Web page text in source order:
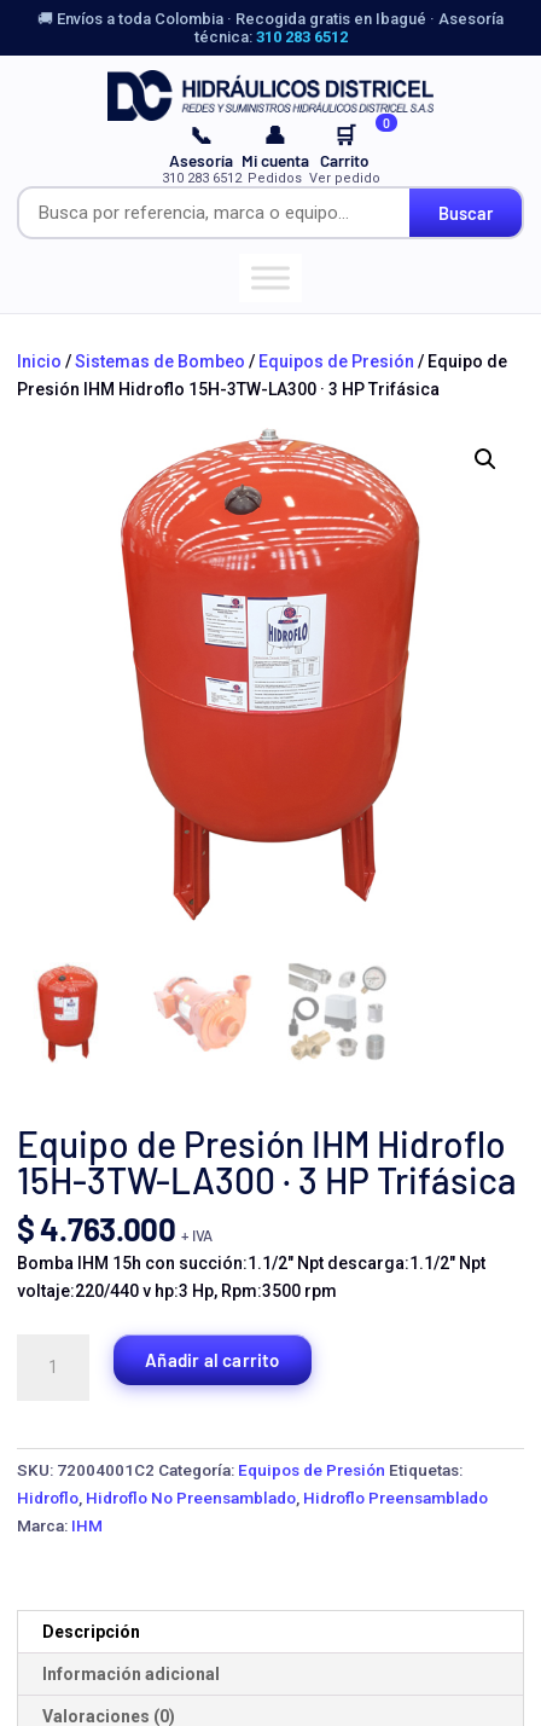
🚚 Envíos a toda Colombia · Recogida gratis en Ibagué · Asesoría
técnica: 310 283 6512
Buscar
📞
Asesoría
310 283 6512
👤
Mi cuenta
Pedidos
🛒 0
Carrito
Ver pedido
Inicio /Sistemas de Bombeo / Equipos de Presión / Equipo de
Presión IHM Hidroflo 15H-3TW-LA300 · 3 HP Trifásica
Equipo de Presión IHM Hidroflo
15H-3TW-LA300 · 3 HP Trifásica
$4.763.000 + IVA
Bomba IHM 15h con succión:1.1/2″ Npt descarga:1.1/2″ Npt
voltaje:220/440 v hp:3 Hp, Rpm:3500 rpm
Trifásica
cantidad
Añadir al carrito
SKU: 72004001C2 Categoría: Equipos de Presión Etiquetas:
Hidroflo Hidroflo No Preensamblado Hidroflo Preensamblado
Marca: IHM
Descripción
Información adicional
Valoraciones (0)